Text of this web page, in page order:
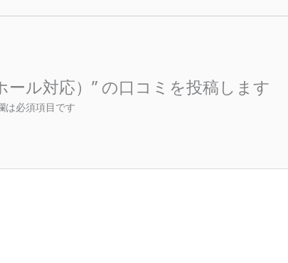
ル対応）” の口コミを投稿します
は必須項目です